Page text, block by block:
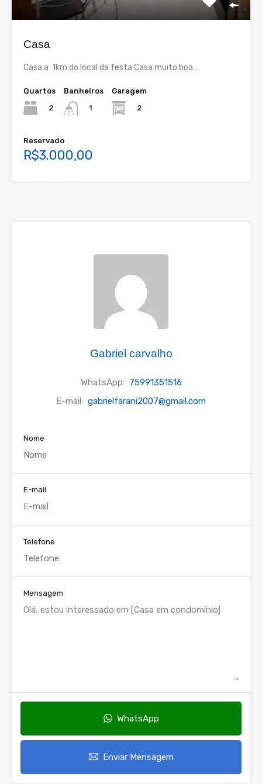
Casa
Casa a 1km do local da festa Casa muito boa…
Quartos
2
Banheiros
1
Garagem
2
Reservado
R$3.000,00
Gabriel carvalho
WhatsApp: 75991351516
E-mail: gabrielfarani2007@gmail.com
Nome
E-mail
Telefone
Mensagem
WhatsApp
Enviar Mensagem